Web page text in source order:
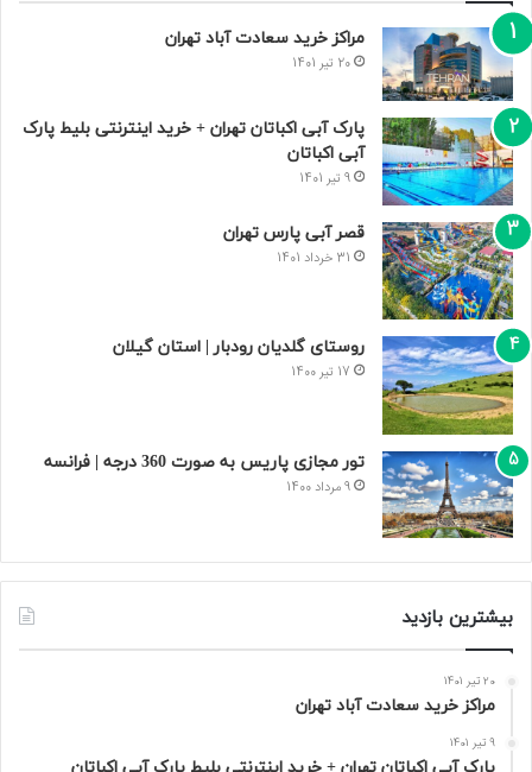
مراکز خرید سعادت‌ آباد تهران
20 تیر 1401
پارک آبی اکباتان تهران + خرید اینترنتی بلیط پارک
آبی اکباتان
9 تیر 1401
قصر آبی پارس تهران
31 خرداد 1401
روستای گلدیان رودبار | استان گیلان
17 تیر 1400
تور مجازی پاریس به صورت 360 درجه | فرانسه
9 مرداد 1400
بیشترین بازدید
20 تیر 1401
مراکز خرید سعادت‌ آباد تهران
9 تیر 1401